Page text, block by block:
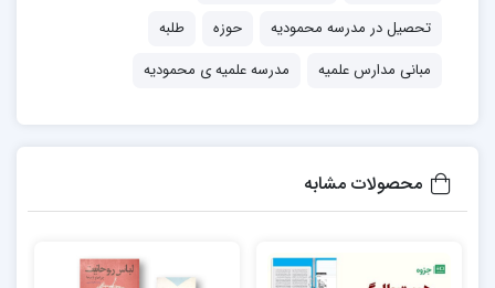
تحصیل در مدرسه محمودیه
حوزه
طلبه
مبانی مدارس علمیه
مدرسه علمیه ی محمودیه
محصولات مشابه